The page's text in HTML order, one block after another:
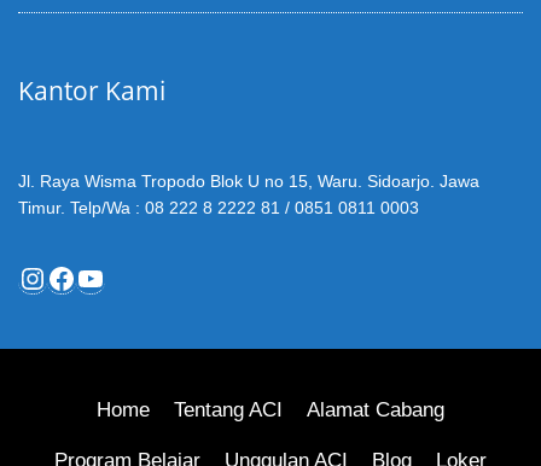
Kantor Kami
Jl. Raya Wisma Tropodo Blok U no 15, Waru. Sidoarjo. Jawa
Timur. Telp/Wa : 08 222 8 2222 81 / 0851 0811 0003
Instagram
Facebook
YouTube
Home Tentang ACI Alamat Cabang
Program Belajar Unggulan ACI Blog Loker